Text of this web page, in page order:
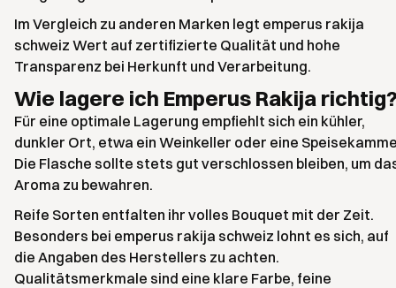
Im Vergleich zu anderen Marken legt emperus rakija
schweiz Wert auf zertifizierte Qualität und hohe
Transparenz bei Herkunft und Verarbeitung.
Wie lagere ich Emperus Rakija
Für eine optimale Lagerung empfiehlt sich ein kühler,
dunkler Ort, etwa ein Weinkeller oder eine
Die Flasche sollte stets gut verschlossen bleiben, um
Aroma zu bewahren.
Reife Sorten entfalten ihr volles Bouquet mit der Zeit.
Besonders bei emperus rakija schweiz lohnt es sich, auf
die Angaben des Herstellers zu achten.
Qualitätsmerkmale sind eine klare Farbe, feine